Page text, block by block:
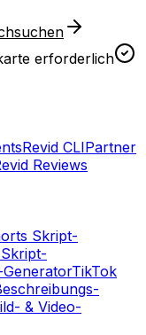
erforderlich
Revid CLIPartner
Reviews
Skript-
TikTok
& Video-